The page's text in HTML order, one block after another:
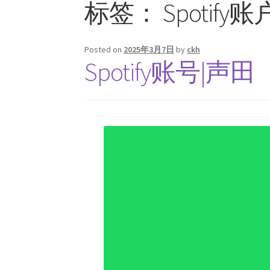
标签： Spotify账
Posted on 2025年3月7日 by ckh
Spotify账号|声田